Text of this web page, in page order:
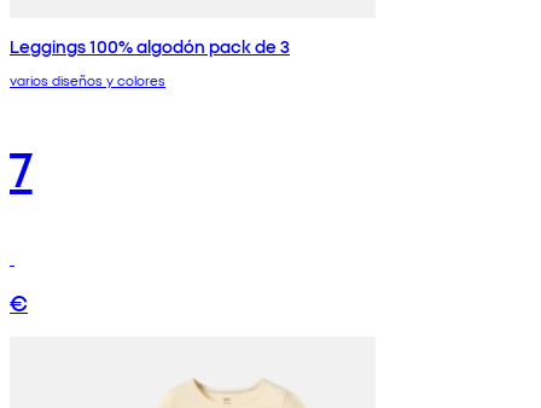
Leggings 100% algodón pack de 3
varios diseños y colores
7
€